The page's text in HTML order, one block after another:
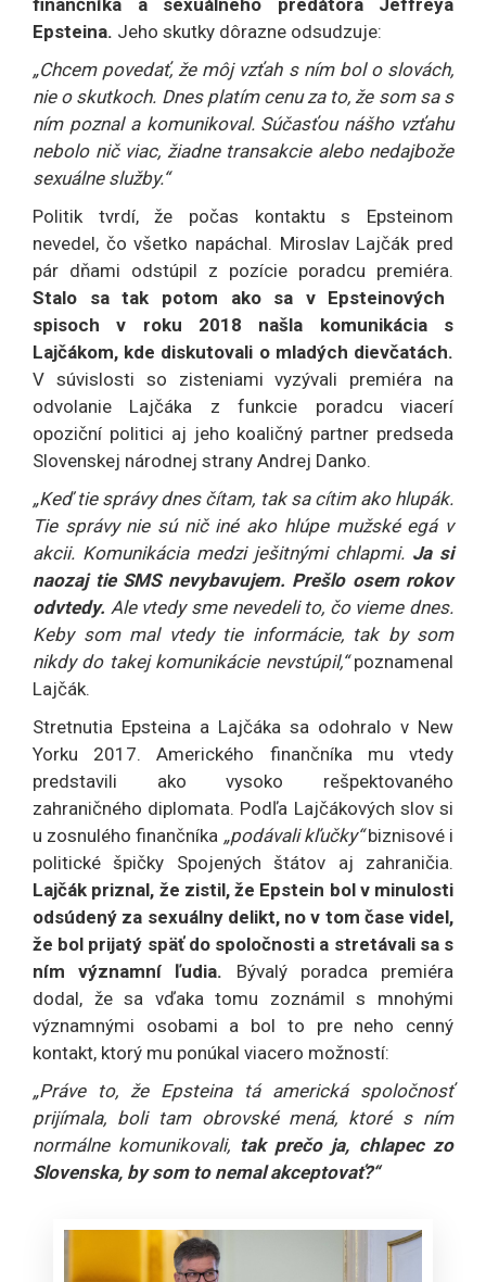
finančníka a sexuálneho predátora Jeffreya
Epsteina. Jeho skutky dôrazne odsudzuje:
„Chcem povedať, že môj vzťah s ním bol o slovách,
nie o skutkoch. Dnes platím cenu za to, že som sa s
ním poznal a komunikoval. Súčasťou nášho vzťahu
nebolo nič viac, žiadne transakcie alebo nedajbože
sexuálne služby.“
Politik tvrdí, že počas kontaktu s Epsteinom
nevedel, čo všetko napáchal. Miroslav Lajčák pred
pár dňami odstúpil z pozície poradcu premiéra.
Stalo sa tak potom ako sa v Epsteinových
spisoch v roku 2018 našla komunikácia s
Lajčákom, kde diskutovali o mladých dievčatách.
V súvislosti so zisteniami vyzývali premiéra na
odvolanie Lajčáka z funkcie poradcu viacerí
opoziční politici aj jeho koaličný partner predseda
Slovenskej národnej strany Andrej Danko.
„Keď tie správy dnes čítam, tak sa cítim ako hlupák.
Tie správy nie sú nič iné ako hlúpe mužské egá v
akcii. Komunikácia medzi ješitnými chlapmi. Ja si
naozaj tie SMS nevybavujem. Prešlo osem rokov
odvtedy. Ale vtedy sme nevedeli to, čo vieme dnes.
Keby som mal vtedy tie informácie, tak by som
nikdy do takej komunikácie nevstúpil,“poznamenal
Lajčák.
Stretnutia Epsteina a Lajčáka sa odohralo v New
Yorku 2017. Amerického finančníka mu vtedy
predstavili ako vysoko rešpektovaného
zahraničného diplomata. Podľa Lajčákových slov si
u zosnulého finančníka „podávali kľučky“biznisové i
politické špičky Spojených štátov aj zahraničia.
Lajčák priznal, že zistil, že Epstein bol v minulosti
odsúdený za sexuálny delikt, no v tom čase videl,
že bol prijatý späť do spoločnosti a stretávali sa s
ním významní ľudia. Bývalý poradca premiéra
dodal, že sa vďaka tomu zoznámil s mnohými
významnými osobami a bol to pre neho cenný
kontakt, ktorý mu ponúkal viacero možností:
„Práve to, že Epsteina tá americká spoločnosť
prijímala, boli tam obrovské mená, ktoré s ním
normálne komunikovali, tak prečo ja, chlapec zo
Slovenska, by som to nemal akceptovať?“